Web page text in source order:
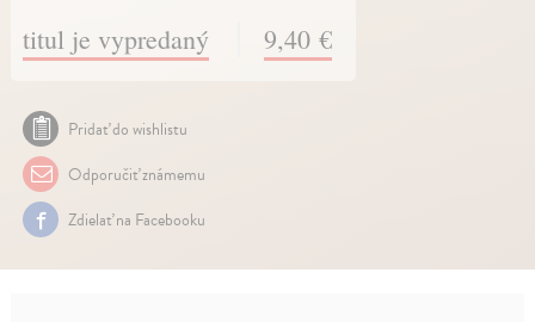
titul je vypredaný 9,40 €
Pridať do wishlistu
Odporučiť známemu
Zdielať na Facebooku